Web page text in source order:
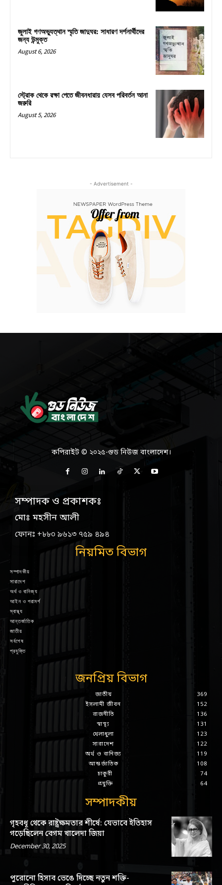
জুলাই গণঅভ্যুত্থান স্মৃতি জাদুঘর: সাধারণ দর্শনার্থীদের
জন্য উন্মুক্ত
August 6, 2026
স্ট্রোক থেকে রক্ষা পেতে জীবনধারায় যেসব পরিবর্তন আনা
জরুরি
August 5, 2026
- Advertisement -
কপিরাইট © ২০২৫-গুড নিউজ বাংলাদেশ।
সম্পাদক ও প্রকাশকঃ
মোঃ মহসীন আলী
ফোনঃ +৮৮০ ৯৬১৩ ৭৫৯ ৪৯৪
নিয়মিত বিভাগ
সম্পাদকীয়
সারাদেশ
অর্থ ও বানিজ্য
আইন ও পরামর্শ
স্বাস্থ্য
আন্তর্জাতিক
জাতীয়
সর্বশেষ
প্রযুক্তি
জনপ্রিয় বিভাগ
জাতীয়
369
ইসলামী জীবন
152
রাজনীতি
136
স্বাস্থ্য
131
খেলাধুলা
123
সারাদেশ
122
অর্থ ও বানিজ্য
119
আন্তর্জাতিক
108
চাকুরী
74
প্রযুক্তি
64
সম্পাদকীয়
গৃহবধূ থেকে রাষ্ট্রক্ষমতার শীর্ষে: যেভাবে ইতিহাস
গড়েছিলেন বেগম খালেদা জিয়া
December 30, 2025
পুরোনো হিসাব ভেঙে দিচ্ছে নতুন শক্তি-